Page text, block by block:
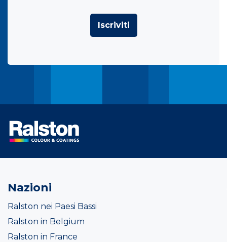
Iscriviti
Nazioni
Ralston nei Paesi Bassi
Ralston in Belgium
Ralston in France